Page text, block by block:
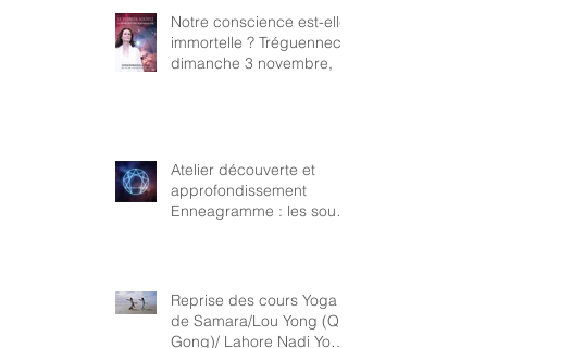
Notre conscience est-elle
immortelle ? Tréguennec,
dimanche 3 novembre,
Atelier découverte et
approfondissement
Enneagramme : les sous-
Reprise des cours Yoga
de Samara/Lou Yong (Qi
Gong)/ Lahore Nadi Yoga